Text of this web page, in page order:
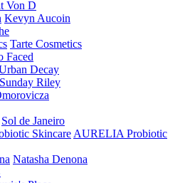
Von D
Kevyn Aucoin
Tarte Cosmetics
Faced
Decay
Sunday Riley
Sol de Janeiro
AURELIA Probiotic
Natasha Denona